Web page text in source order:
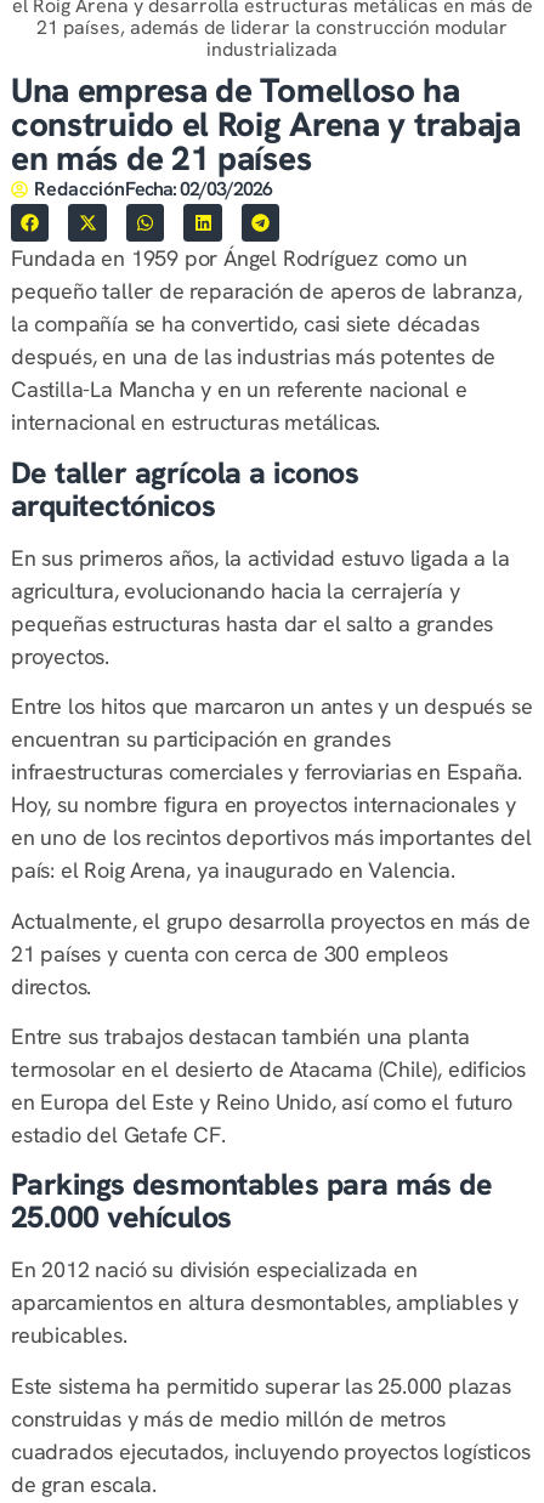
el Roig Arena y desarrolla estructuras metálicas en más de
21 países, además de liderar la construcción modular
industrializada
Una empresa de Tomelloso ha
construido el Roig Arena y trabaja
en más de 21 países
RedacciónFecha:02/03/2026
Fundada en 1959 por Ángel Rodríguez como un
pequeño taller de reparación de aperos de labranza,
la compañía se ha convertido, casi siete décadas
después, en una de las industrias más potentes de
Castilla-La Mancha y en un referente nacional e
internacional en estructuras metálicas.
De taller agrícola a iconos
arquitectónicos
En sus primeros años, la actividad estuvo ligada a la
agricultura, evolucionando hacia la cerrajería y
pequeñas estructuras hasta dar el salto a grandes
proyectos.
Entre los hitos que marcaron un antes y un después se
encuentran su participación en grandes
infraestructuras comerciales y ferroviarias en España.
Hoy, su nombre figura en proyectos internacionales y
en uno de los recintos deportivos más importantes del
país: el Roig Arena, ya inaugurado en Valencia.
Actualmente, el grupo desarrolla proyectos en más de
21 países y cuenta con cerca de 300 empleos
directos.
Entre sus trabajos destacan también una planta
termosolar en el desierto de Atacama (Chile), edificios
en Europa del Este y Reino Unido, así como el futuro
estadio del Getafe CF.
Parkings desmontables para más de
25.000 vehículos
En 2012 nació su división especializada en
aparcamientos en altura desmontables, ampliables y
reubicables.
Este sistema ha permitido superar las 25.000 plazas
construidas y más de medio millón de metros
cuadrados ejecutados, incluyendo proyectos logísticos
de gran escala.